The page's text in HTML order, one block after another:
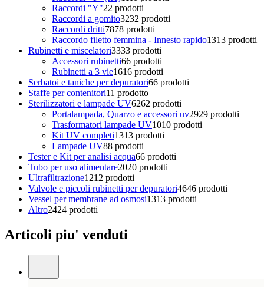
Raccordi "Y"22 prodotti
Raccordi a gomito3232 prodotti
Raccordi dritti7878 prodotti
Raccordo filetto femmina - Innesto rapido1313 prodotti
Rubinetti e miscelatori3333 prodotti
Accessori rubinetti66 prodotti
Rubinetti a 3 vie1616 prodotti
Serbatoi e taniche per depuratori66 prodotti
Staffe per contenitori11 prodotto
Sterilizzatori e lampade UV6262 prodotti
Portalampada, Quarzo e accessori uv2929 prodotti
Trasformatori lampade UV1010 prodotti
Kit UV completi1313 prodotti
Lampade UV88 prodotti
Tester e Kit per analisi acqua66 prodotti
Tubo per uso alimentare2020 prodotti
Ultrafiltrazione1212 prodotti
Valvole e piccoli rubinetti per depuratori4646 prodotti
Vessel per membrane ad osmosi1313 prodotti
Altro2424 prodotti
Articoli piu' venduti